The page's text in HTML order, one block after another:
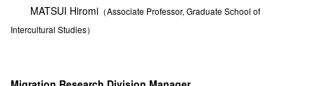
MATSUI Hiromi （Associate Professor, Graduate School of
Intercultural Studies）